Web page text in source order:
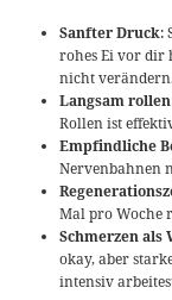
Sanfter Druck:
rohes Ei vor dir
nicht
Langsam rollen
Rollen ist
Empfindliche
Nervenbahnen
Mal pro Woche
Schmerzen als
okay, aber
intensiv